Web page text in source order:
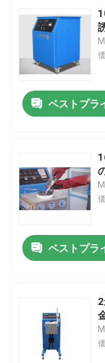
ベストプラ
ベストプラ